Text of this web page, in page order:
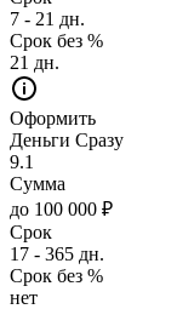
7 - 21 дн.
Срок без %
21 дн.
Оформить
Деньги Сразу
9.1
Сумма
до 100 000 ₽
Срок
17 - 365 дн.
Срок без %
нет